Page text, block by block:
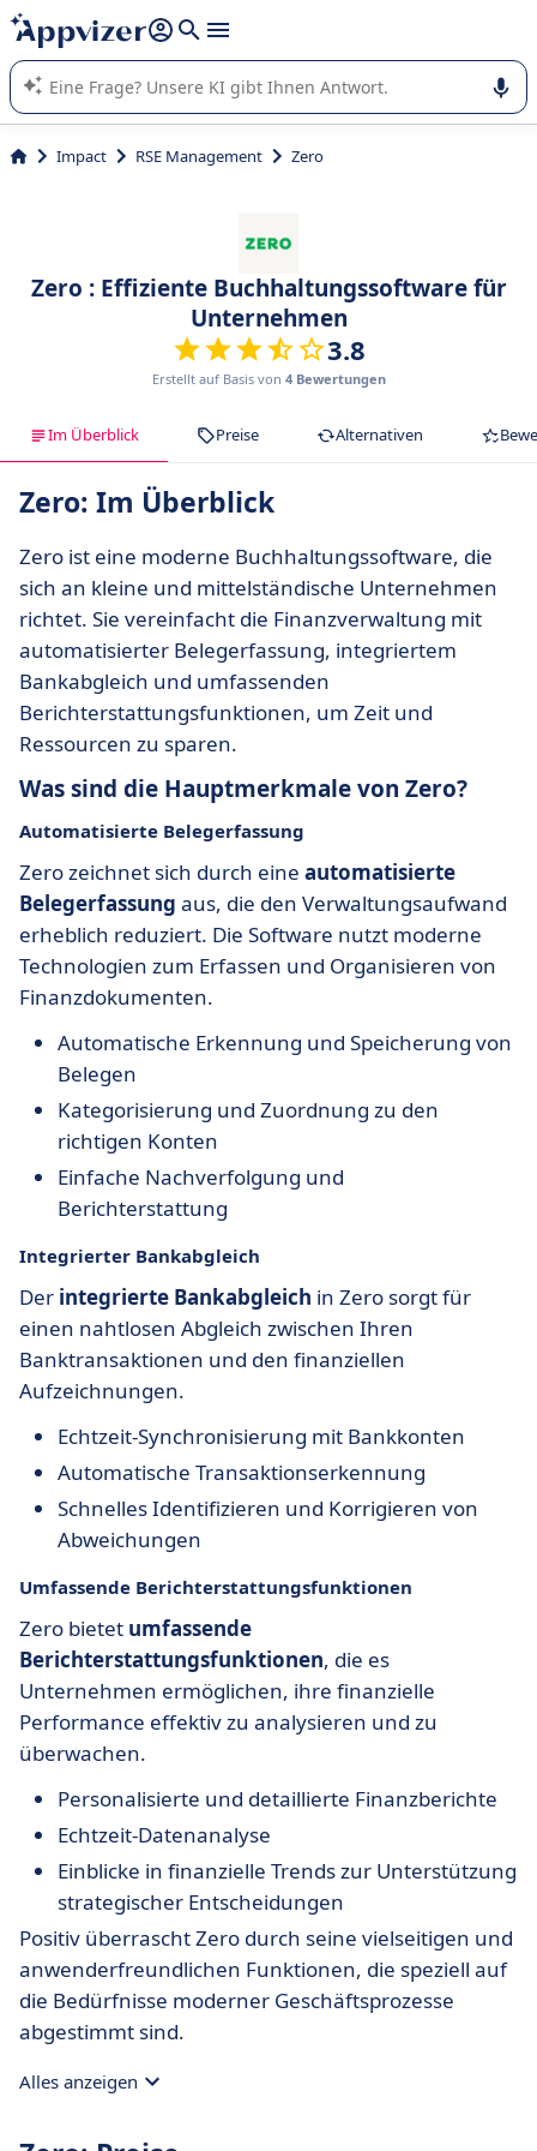
beantworten (mehrere Zeilen mit
Die KI von Appvizer führt Sie bei der Nutzung oder Auswahl
von SaaS-Software in Unternehmen.
Impact RSE Management Zero
Zero : Effiziente Buchhaltungssoftware für
Unternehmen
3.8
Erstellt auf Basis von 4 Bewertungen
Im Überblick Preise Alternativen
Zero: Im Überblick
Zero ist eine moderne Buchhaltungssoftware, die
sich an kleine und mittelständische Unternehmen
richtet. Sie vereinfacht die Finanzverwaltung mit
automatisierter Belegerfassung, integriertem
Bankabgleich und umfassenden
Berichterstattungsfunktionen, um Zeit und
Ressourcen zu sparen.
Was sind die Hauptmerkmale von Zero?
Automatisierte Belegerfassung
Zero zeichnet sich durch eine automatisierte
Belegerfassung aus, die den Verwaltungsaufwand
erheblich reduziert. Die Software nutzt moderne
Technologien zum Erfassen und Organisieren von
Finanzdokumenten.
Automatische Erkennung und Speicherung von
Belegen
Kategorisierung und Zuordnung zu den
richtigen Konten
Einfache Nachverfolgung und
Berichterstattung
Integrierter Bankabgleich
Der integrierte Bankabgleich in Zero sorgt für
einen nahtlosen Abgleich zwischen Ihren
Banktransaktionen und den finanziellen
Aufzeichnungen.
Echtzeit-Synchronisierung mit Bankkonten
Automatische Transaktionserkennung
Schnelles Identifizieren und Korrigieren von
Abweichungen
Umfassende Berichterstattungsfunktionen
Zero bietet umfassende
Berichterstattungsfunktionen, die es
Unternehmen ermöglichen, ihre finanzielle
Performance effektiv zu analysieren und zu
überwachen.
Personalisierte und detaillierte Finanzberichte
Echtzeit-Datenanalyse
Einblicke in finanzielle Trends zur Unterstützung
strategischer Entscheidungen
Positiv überrascht Zero durch seine vielseitigen und
anwenderfreundlichen Funktionen, die speziell auf
die Bedürfnisse moderner Geschäftsprozesse
abgestimmt sind.
Alles anzeigen